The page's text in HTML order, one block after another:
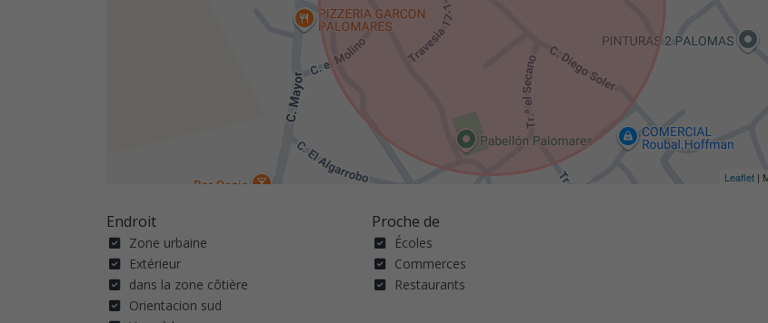
Leaflet|
Endroit
Zone urbaine
Extérieur
dans la zone côtière
Orientacion sud
Proche de
Écoles
Commerces
Restaurants